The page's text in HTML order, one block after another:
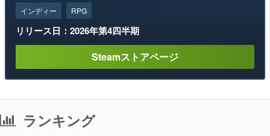
インディー RPG
リリース日：2026年第4四半期
Steamストアページ
ランキング